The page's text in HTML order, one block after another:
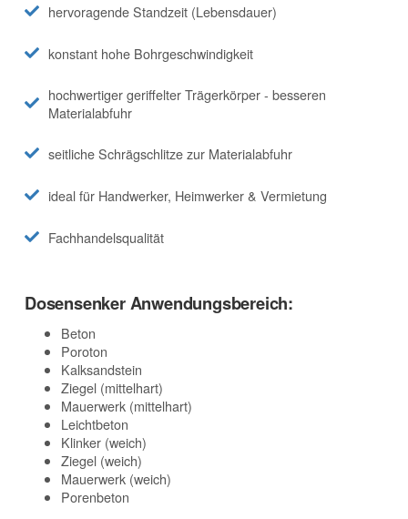
hervoragende Standzeit (Lebensdauer)
konstant hohe Bohrgeschwindigkeit
hochwertiger geriffelter Trägerkörper - besseren
Materialabfuhr
seitliche Schrägschlitze zur Materialabfuhr
ideal für Handwerker, Heimwerker & Vermietung
Fachhandelsqualität
Dosensenker Anwendungsbereich:
Beton
Poroton
Kalksandstein
Ziegel (mittelhart)
Mauerwerk (mittelhart)
Leichtbeton
Klinker (weich)
Ziegel (weich)
Mauerwerk (weich)
Porenbeton